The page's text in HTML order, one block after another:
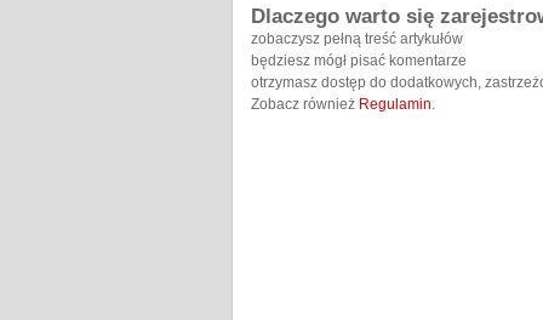
Dlaczego warto się
zobaczysz pełną treść artykułów
będziesz mógł pisać komentarze
otrzymasz dostęp do dodatkowych,
Zobacz również Regulamin.